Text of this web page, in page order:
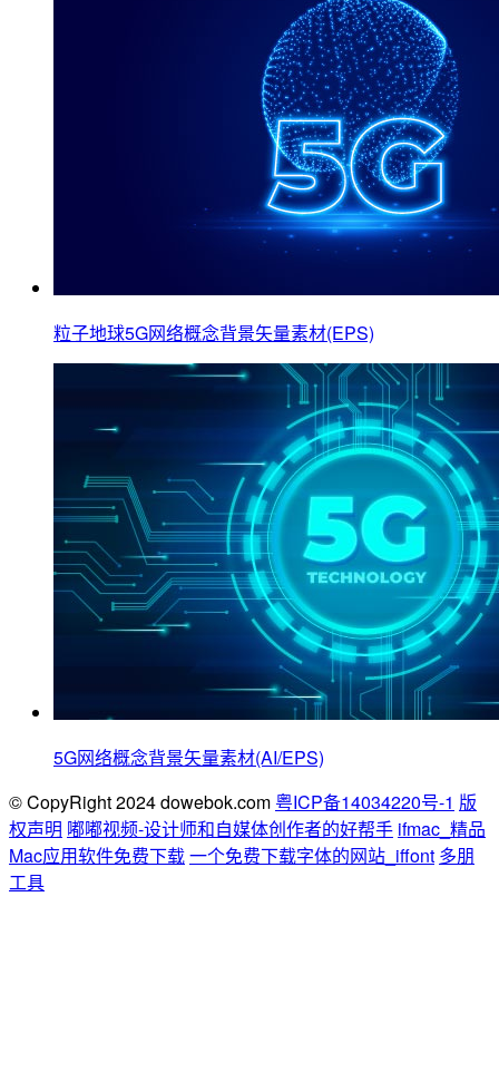
粒子地球5G网络概念背景矢量素材(EPS)
5G网络概念背景矢量素材(AI/EPS)
© CopyRight 2024 dowebok.com 粤ICP备14034220号-1 版
权声明 嘟嘟视频-设计师和自媒体创作者的好帮手 ifmac_精品
Mac应用软件免费下载一个免费下载字体的网站_iffont 多朋
工具